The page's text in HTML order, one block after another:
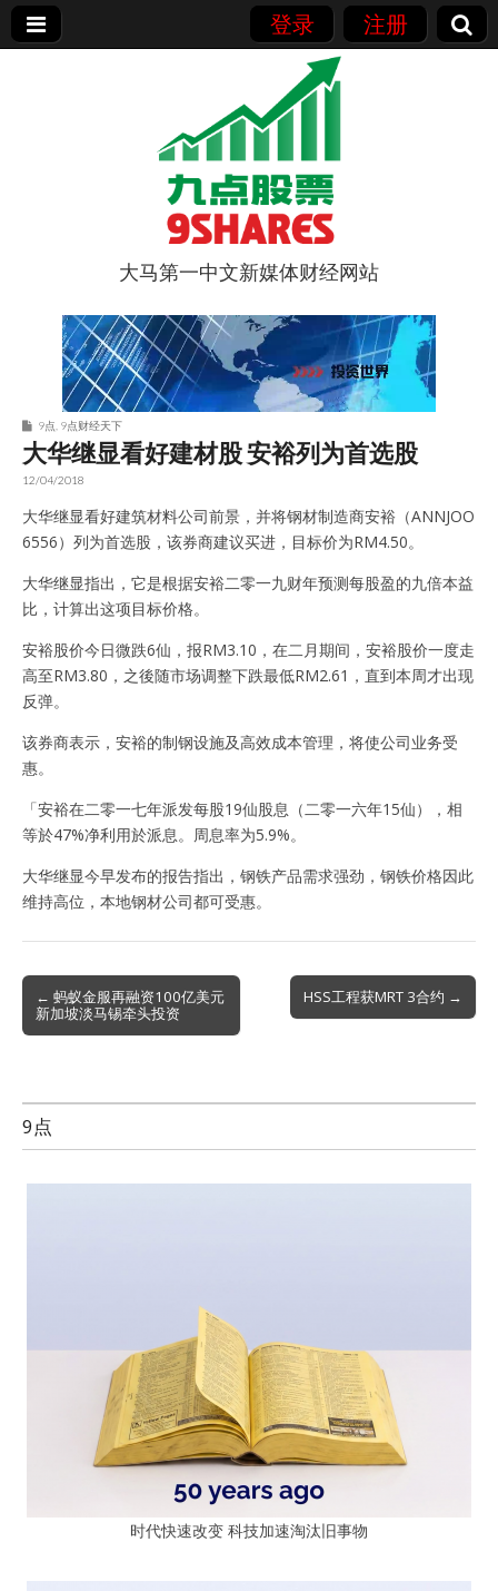
登录 注册
9点股票
大马第一中文新媒体财经网站
9点 9点财经天下
大华继显看好建材股 安裕列为首选股
12/04/2018
大华继显看好建筑材料公司前景，并将钢材制造商安裕（ANNJOO
6556）列为首选股，该券商建议买进，目标价为RM4.50。
大华继显指出，它是根据安裕二零一九财年预测每股盈的九倍本益
比，计算出这项目标价格。
安裕股价今日微跌6仙，报RM3.10，在二月期间，安裕股价一度走
高至RM3.80，之後随市场调整下跌最低RM2.61，直到本周才出现
反弹。
该券商表示，安裕的制钢设施及高效成本管理，将使公司业务受
惠。
「安裕在二零一七年派发每股19仙股息（二零一六年15仙），相
等於47%净利用於派息。周息率为5.9%。
大华继显今早发布的报告指出，钢铁产品需求强劲，钢铁价格因此
维持高位，本地钢材公司都可受惠。
Post
navigation
← 蚂蚁金服再融资100亿美元
新加坡淡马锡牵头投资
HSS工程获MRT 3合约 →
9点
时代快速改变 科技加速淘汰旧事物